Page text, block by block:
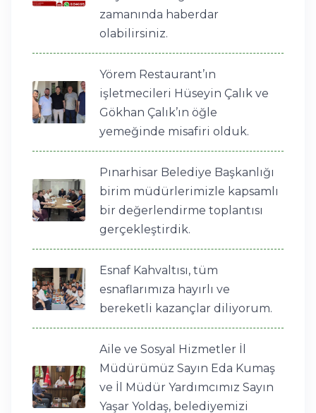
zamanında haberdar
olabilirsiniz.
Yörem Restaurant’ın
işletmecileri Hüseyin Çalık ve
Gökhan Çalık’ın öğle
yemeğinde misafiri olduk.
Pınarhisar Belediye Başkanlığı
birim müdürlerimizle kapsamlı
bir değerlendirme toplantısı
gerçekleştirdik.
Esnaf Kahvaltısı, tüm
esnaflarımıza hayırlı ve
bereketli kazançlar diliyorum.
Aile ve Sosyal Hizmetler İl
Müdürümüz Sayın Eda Kumaş
ve İl Müdür Yardımcımız Sayın
Yaşar Yoldaş, belediyemizi